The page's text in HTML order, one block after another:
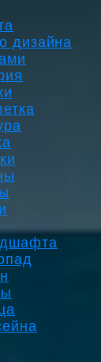
дизайна